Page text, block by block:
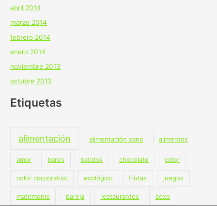
abril 2014
marzo 2014
febrero 2014
enero 2014
noviembre 2013
octubre 2013
Etiquetas
alimentación alimentación sana alimentos
amor bares batidos chocolate color
color corporativo ecológico frutas juegos
matrimonio pareja restaurantes sexo